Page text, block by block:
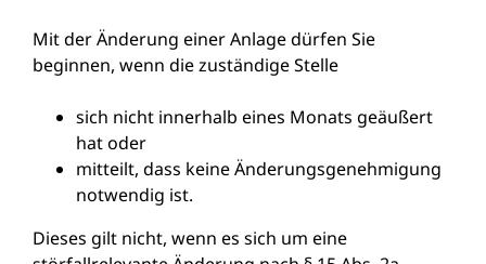
Mit der Änderung einer Anlage dürfen Sie
beginnen, wenn die zuständige Stelle
sich nicht innerhalb eines Monats geäußert
hat oder
mitteilt, dass keine Änderungsgenehmigung
notwendig ist.
Dieses gilt nicht, wenn es sich um eine